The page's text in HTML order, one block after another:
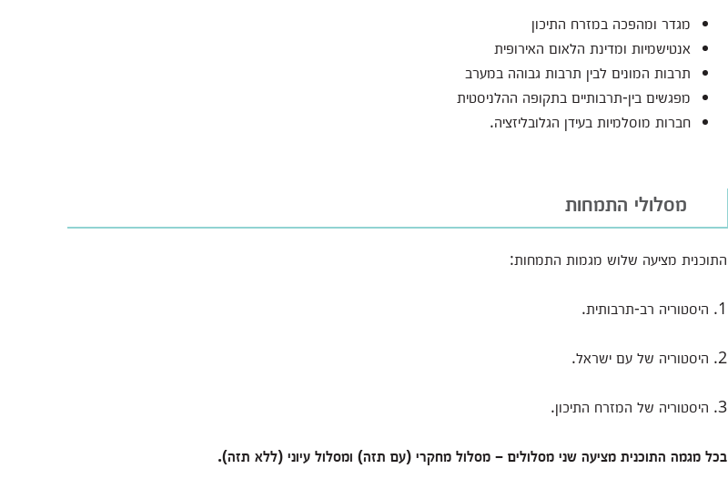
מגדר ומהפכה במזרח התיכון
אנטישמיות ומדינת הלאום האירופית
תרבות המונים לבין תרבות גבוהה במערב
מפגשים בין-תרבותיים בתקופה ההלניסטית
חברות מוסלמיות בעידן הגלובליזציה.
מסלולי התמחות
התוכנית מציעה שלוש מגמות התמחות:
1. היסטוריה רב-תרבותית.
2. היסטוריה של עם ישראל.
3. היסטוריה של המזרח התיכון.
בכל מגמה התוכנית מציעה שני מסלולים – מסלול מחקרי (עם תזה) ומסלול עיוני (ללא תזה).